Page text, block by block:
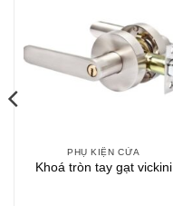
PHỤ KIỆN CỬA
Khoá tròn tay gạt vickini